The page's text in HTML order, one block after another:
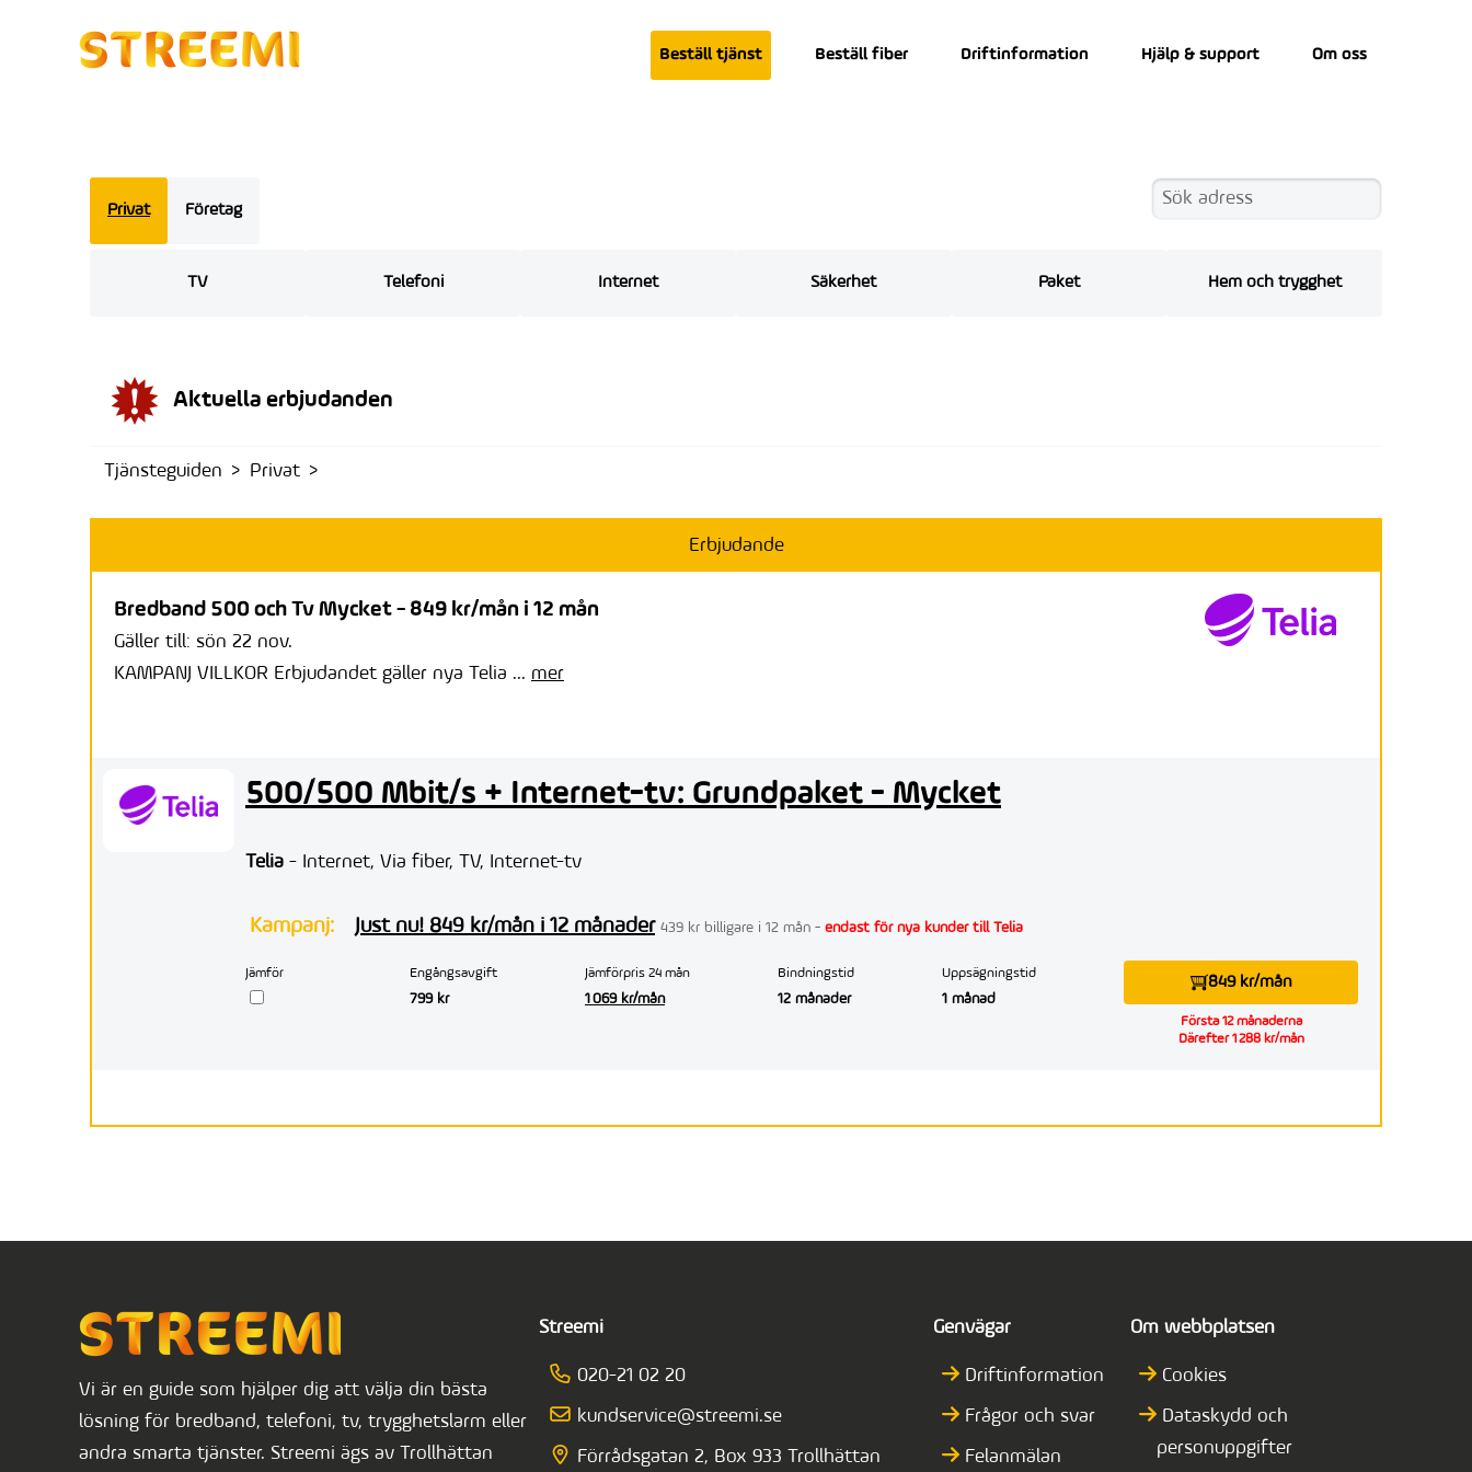
Beställ tjänst Beställ fiber Driftinformation Hjälp & support Om oss
Privat Företag
TV Telefoni Internet Säkerhet Paket Hem och trygghet
Aktuella erbjudanden
Tjänsteguiden Privat
Erbjudande
Bredband 500 och Tv Mycket - 849 kr/mån i 12 mån
Gäller till: sön 22 nov.
KAMPANJ VILLKOR Erbjudandet gäller nya Telia ... mer
500/500 Mbit/s + Internet-tv: Grundpaket - Mycket
Telia - Internet, Via fiber, TV, Internet-tv
Kampanj: Just nu! 849 kr/mån i 12 månader 439 kr billigare i 12 mån - endast för nya kunder till Telia
Jämför Engångsavgift
799 kr
Jämförpris 24 mån
1 069 kr/mån
Bindningstid
12 månader
Uppsägningstid
1 månad
849 kr/mån
Första 12 månaderna
Därefter 1 288 kr/mån
Vi är en guide som hjälper dig att välja din bästa
lösning för bredband, telefoni, tv, trygghetslarm eller
andra smarta tjänster. Streemi ägs av Trollhättan
Streemi
020-21 02 20
kundservice@streemi.se
Förrådsgatan 2, Box 933 Trollhättan
Genvägar
Driftinformation
Frågor och svar
Felanmälan
Om webbplatsen
Cookies
Dataskydd och
personuppgifter